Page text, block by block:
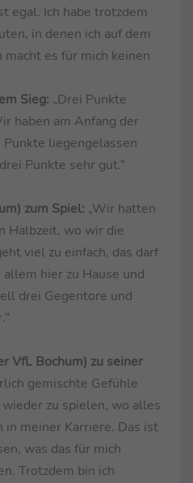
egal. Ich habe trotzdem
in denen ich auf dem
es für mich keinen
Sieg: „Drei Punkte
haben am Anfang der
Punkte liegengelassen
Punkte sehr gut.“
zum Spiel: „Wir hatten
Halbzeit, wo wir die
viel zu einfach, das darf
hier zu Hause und
drei Gegentore und
VfL Bochum) zu seiner
gemischte Gefühle
zu spielen, wo alles
in meiner Karriere. Das ist
was das für mich
Trotzdem bin ich